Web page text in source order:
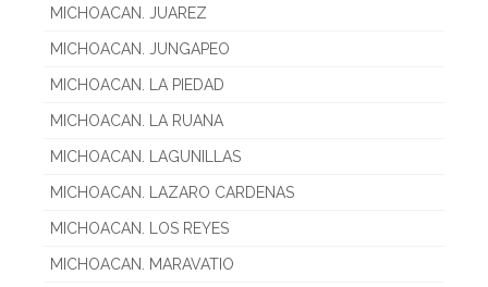
MICHOACAN. JUAREZ
MICHOACAN. JUNGAPEO
MICHOACAN. LA PIEDAD
MICHOACAN. LA RUANA
MICHOACAN. LAGUNILLAS
MICHOACAN. LAZARO CARDENAS
MICHOACAN. LOS REYES
MICHOACAN. MARAVATIO